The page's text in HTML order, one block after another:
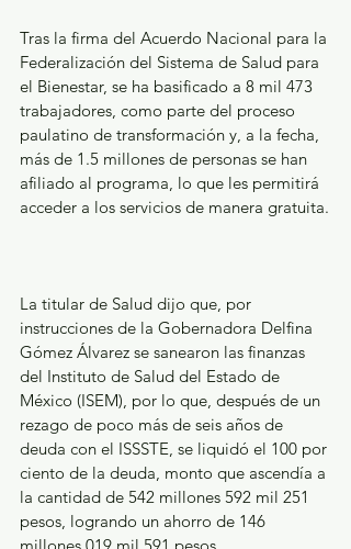
Tras la firma del Acuerdo Nacional para la
Federalización del Sistema de Salud para
el Bienestar, se ha basificado a 8 mil 473
trabajadores, como parte del proceso
paulatino de transformación y, a la fecha,
más de 1.5 millones de personas se han
afiliado al programa, lo que les permitirá
acceder a los servicios de manera gratuita.
La titular de Salud dijo que, por
instrucciones de la Gobernadora Delfina
Gómez Álvarez se sanearon las finanzas
del Instituto de Salud del Estado de
México (ISEM), por lo que, después de un
rezago de poco más de seis años de
deuda con el ISSSTE, se liquidó el 100 por
ciento de la deuda, monto que ascendía a
la cantidad de 542 millones 592 mil 251
pesos, logrando un ahorro de 146
millones 019 mil 591 pesos.